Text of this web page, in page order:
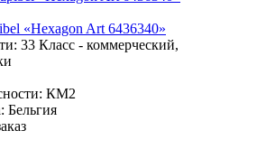
«Hexagon Art 6436340»
33 Класс - коммерческий,
КМ2
Бельгия